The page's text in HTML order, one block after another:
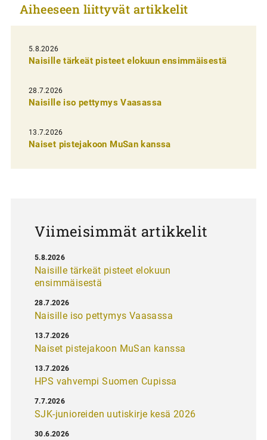
k
e
l
i
e
n
e
Aiheeseen liittyvät artikkelit
5.8.2026
Naisille tärkeät pisteet elokuun ensimmäisestä
28.7.2026
Naisille iso pettymys Vaasassa
13.7.2026
Naiset pistejakoon MuSan kanssa
Viimeisimmät artikkelit
Naisille tärkeät pisteet elokuun
ensimmäisestä
5.8.2026
Naisille iso pettymys Vaasassa
28.7.2026
Naiset pistejakoon MuSan kanssa
13.7.2026
HPS vahvempi Suomen Cupissa
13.7.2026
SJK-junioreiden uutiskirje kesä 2026
7.7.2026
30.6.2026